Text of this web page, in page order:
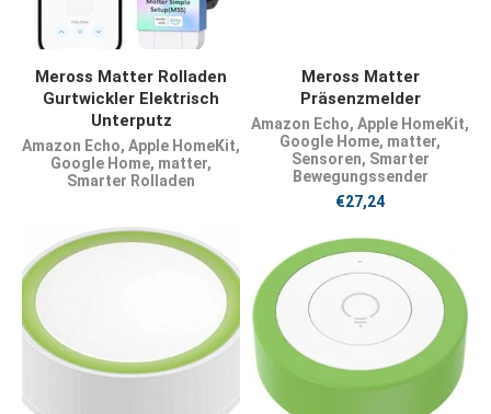
PRODUKT KAUFEN
Meross Matter Rolladen
Gurtwickler Elektrisch
Unterputz
Amazon Echo, Apple HomeKit,
Google Home, matter,
Smarter Rolladen
PRODUKT KAUFEN
Meross Matter
Präsenzmelder
Amazon Echo, Apple HomeKit,
Google Home, matter,
Sensoren, Smarter
Bewegungssender
€27,24